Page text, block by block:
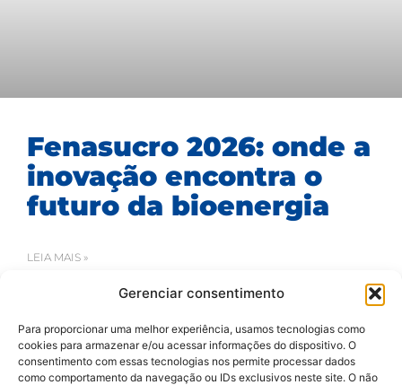
Gerenciar consentimento
Para proporcionar uma melhor experiência, usamos tecnologias como
cookies para armazenar e/ou acessar informações do dispositivo. O
consentimento com essas tecnologias nos permite processar dados
como comportamento da navegação ou IDs exclusivos neste site. O não
Fenasucro 2026: onde a
inovação encontra o
futuro da bioenergia
LEIA MAIS »